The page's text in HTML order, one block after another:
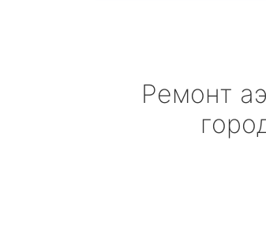
Ремонт